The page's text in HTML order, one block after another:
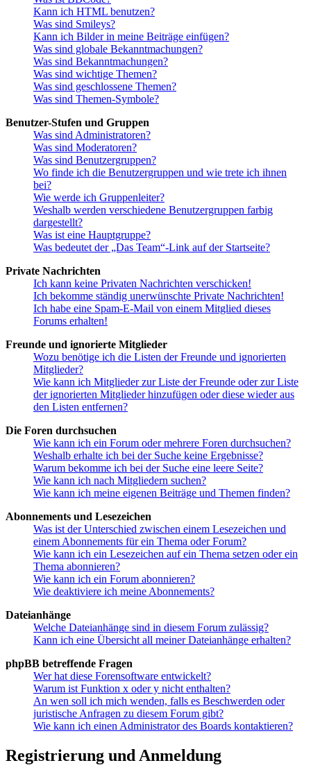
Kann ich HTML benutzen?
Was sind Smileys?
Kann ich Bilder in meine Beiträge einfügen?
Was sind globale Bekanntmachungen?
Was sind Bekanntmachungen?
Was sind wichtige Themen?
Was sind geschlossene Themen?
Was sind Themen-Symbole?
Benutzer-Stufen und Gruppen
Was sind Administratoren?
Was sind Moderatoren?
Was sind Benutzergruppen?
Wo finde ich die Benutzergruppen und wie trete ich ihnen
bei?
Wie werde ich Gruppenleiter?
Weshalb werden verschiedene Benutzergruppen farbig
dargestellt?
Was ist eine Hauptgruppe?
Was bedeutet der „Das Team“-Link auf der Startseite?
Private Nachrichten
Ich kann keine Privaten Nachrichten verschicken!
Ich bekomme ständig unerwünschte Private Nachrichten!
Ich habe eine Spam-E-Mail von einem Mitglied dieses
Forums erhalten!
Freunde und ignorierte Mitglieder
Wozu benötige ich die Listen der Freunde und ignorierten
Mitglieder?
Wie kann ich Mitglieder zur Liste der Freunde oder zur Liste
der ignorierten Mitglieder hinzufügen oder diese wieder aus
den Listen entfernen?
Die Foren durchsuchen
Wie kann ich ein Forum oder mehrere Foren durchsuchen?
Weshalb erhalte ich bei der Suche keine Ergebnisse?
Warum bekomme ich bei der Suche eine leere Seite?
Wie kann ich nach Mitgliedern suchen?
Wie kann ich meine eigenen Beiträge und Themen finden?
Abonnements und Lesezeichen
Was ist der Unterschied zwischen einem Lesezeichen und
einem Abonnements für ein Thema oder Forum?
Wie kann ich ein Lesezeichen auf ein Thema setzen oder ein
Thema abonnieren?
Wie kann ich ein Forum abonnieren?
Wie deaktiviere ich meine Abonnements?
Dateianhänge
Welche Dateianhänge sind in diesem Forum zulässig?
Kann ich eine Übersicht all meiner Dateianhänge erhalten?
phpBB betreffende Fragen
Wer hat diese Forensoftware entwickelt?
Warum ist Funktion x oder y nicht enthalten?
An wen soll ich mich wenden, falls es Beschwerden oder
juristische Anfragen zu diesem Forum gibt?
Wie kann ich einen Administrator des Boards kontaktieren?
Registrierung und Anmeldung